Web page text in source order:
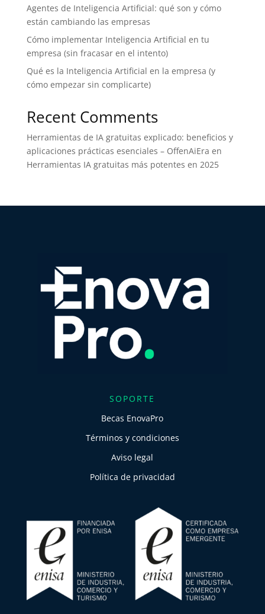
Agentes de Inteligencia Artificial: qué son y cómo
están cambiando las empresas
Cómo implementar Inteligencia Artificial en tu
empresa (sin fracasar en el intento)
Qué es la Inteligencia Artificial en la empresa (y
cómo empezar sin complicarte)
Recent Comments
Herramientas de IA gratuitas explicado: beneficios y
aplicaciones prácticas esenciales – OffenAiEra en
Herramientas IA gratuitas más potentes en 2025
SOPORTE
Becas EnovaPro
Términos y condiciones
Aviso legal
Política de privacidad